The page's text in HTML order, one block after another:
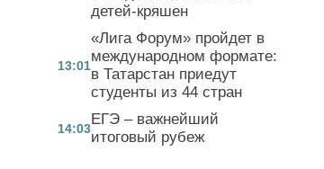
детей-кряшен
13:01
«Лига Форум» пройдет в
международном формате:
в Татарстан приедут
студенты из 44 стран
14:03
ЕГЭ – важнейший
итоговый рубеж